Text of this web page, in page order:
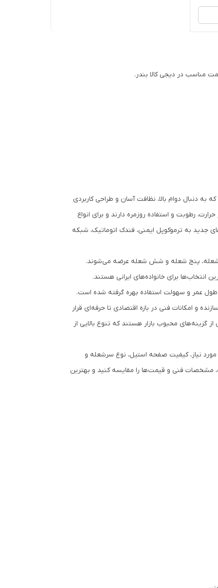
مناسب در دیجی کالا بندر.
دنبال دوام بالا، نظافت آسان و طراحی کاربردی
رطوبت و استفاده روزمره دارند و برای انواع
به ترموکوپل ایمنی، فندک اتوماتیک، شبکه
شعله، پنج شعله و شش شعله عرضه می‌شوند.
برای خانواده‌های ایرانی هستند.
طول عمر و سهولت استفاده بهره گرفته شده است.
و امکانات فنی در بازه اقتصادی تا حرفه‌ای قرار
گزینه‌های محبوب بازار هستند که تنوع بالایی از
نیاز، کیفیت صفحه استیل، نوع سرشعله و
مشخصات فنی و قیمت‌ها را مقایسه کنید و بهترین